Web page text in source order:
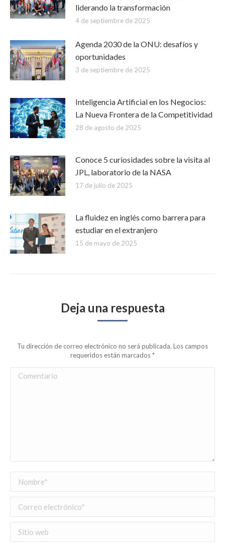
liderando la transformación
4 de septiembre de 2025
Agenda 2030 de la ONU: desafíos y
oportunidades
3 de septiembre de 2025
Inteligencia Artificial en los Negocios:
La Nueva Frontera de la Competitividad
28 de agosto de 2025
Conoce 5 curiosidades sobre la visita al
JPL, laboratorio de la NASA
17 de julio de 2025
La fluidez en inglés como barrera para
estudiar en el extranjero
15 de mayo de 2025
Deja una respuesta
Tu dirección de correo electrónico no será publicada. Los campos
requeridos están marcados*
Comentario
Nombre *
Correo electrónico *
Sitio web